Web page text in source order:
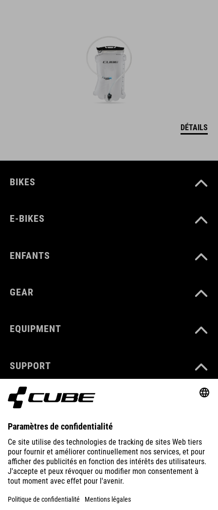
DÉTAILS
BIKES
E-BIKES
ENFANTS
GEAR
EQUIPMENT
SUPPORT
ABOUT US
EXPLORE